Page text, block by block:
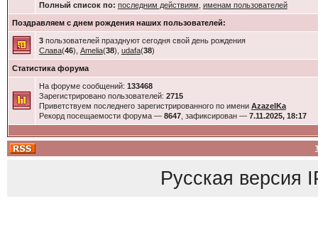
Полный список по: последним действиям именам пользователей
Поздравляем с днем рождения наших пользователей:
3пользователей празднуют сегодня свой день рождения
Слава(46), Amelia(38), udafa(38)
Статистика форума
На форуме сообщений: 133468
Зарегистрировано пользователей: 2715
Приветствуем последнего зарегистрированного по имени AzazelKa
Рекорд посещаемости форума — 8647, зафиксирован — 7.11.2025, 18:17
Русская версия